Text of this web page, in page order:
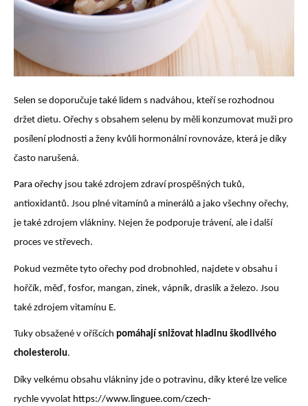
Selen se doporučuje také lidem s nadváhou, kteří se rozhodnou
držet dietu. Ořechy s obsahem selenu by měli konzumovat muži pro
posílení plodnosti a ženy kvůli hormonální rovnováze, která je díky
často narušená.
Para ořechy jsou také zdrojem zdraví prospěšných tuků,
antioxidantů. Jsou plné vitamínů a minerálů a jako všechny ořechy,
je také zdrojem vlákniny. Nejen že podporuje trávení, ale i další
proces ve střevech.
Pokud vezměte tyto ořechy pod drobnohled, najdete v obsahu i
hořčík, měď, fosfor, mangan, zinek, vápník, draslík a železo. Jsou
také zdrojem vitamínu E.
Tuky obsažené v oříšcích pomáhají snižovat hladinu škodlivého
cholesterolu.
Díky velkému obsahu vlákniny jde o potravinu, díky které lze velice
rychle vyvolat https://www.linguee.com/czech-